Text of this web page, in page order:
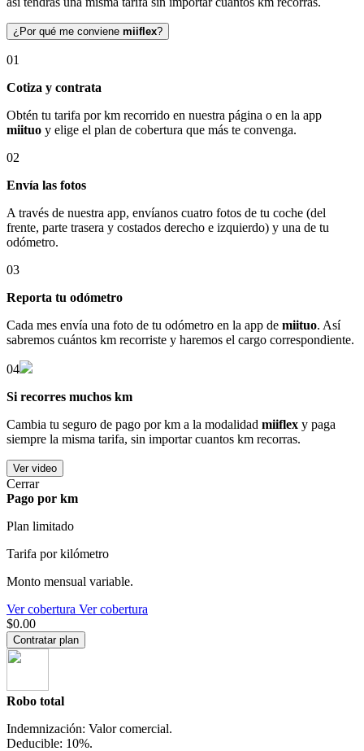
¿Por qué me conviene miiflex?
01
Cotiza y contrata
Obtén tu tarifa por km recorrido en nuestra página o en la app
miituo y elige el plan de cobertura que más te convenga.
02
Envía las fotos
A través de nuestra app, envíanos cuatro fotos de tu coche (del
frente, parte trasera y costados derecho e izquierdo) y una de tu
odómetro.
03
Reporta tu odómetro
Cada mes envía una foto de tu odómetro en la app de miituo. Así
sabremos cuántos km recorriste y haremos el cargo correspondiente.
04
Si recorres muchos km
Cambia tu seguro de pago por km a la modalidad miiflex y paga
siempre la misma tarifa, sin importar cuantos km recorras.
Ver video
Cerrar
Pago por km
Plan limitado
Tarifa por kilómetro
Monto mensual variable.
Ver cobertura Ver cobertura
$0.00
Contratar plan
Robo total
Indemnización: Valor comercial.
Deducible: 10%.